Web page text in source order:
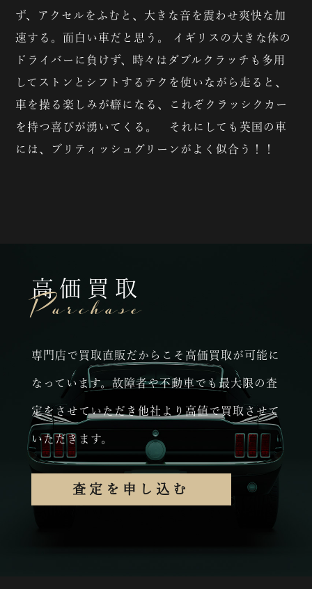
ず、アクセルをふむと、大きな音を震わせ爽快な加
速する。面白い車だと思う。 イギリスの大きな体の
ドライバーに負けず、時々はダブルクラッチも多用
してストンとシフトするテクを使いながら走ると、
車を操る楽しみが癖になる、これぞクラッシクカー
を持つ喜びが湧いてくる。 それにしても英国の車
には、ブリティッシュグリーンがよく似合う！！
高価買取
Purchase
専門店で買取直販だからこそ高価買取が可能に
なっています。故障者や不動車でも最大限の査
定をさせていただき他社より高値で買取させて
いただきます。
査定を申し込む